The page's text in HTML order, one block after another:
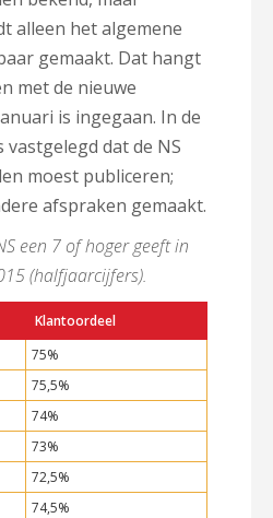
alleen het algemene
gemaakt. Dat hangt
met de nieuwe
is ingegaan. In de
vastgelegd dat de NS
moest publiceren;
afspraken gemaakt.
een 7 of hoger geeft in
(halfjaarcijfers).
Klantoordeel
75%
75,5%
74%
73%
72,5%
74,5%